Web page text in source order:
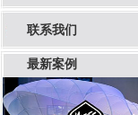
联系我们
最新案例